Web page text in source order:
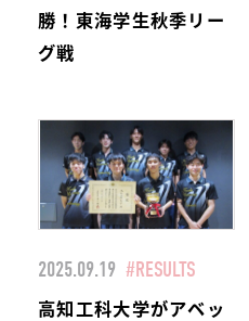
勝！東海学生秋季リー
グ戦
2025.09.19 #RESULTS
高知工科大学がアベッ